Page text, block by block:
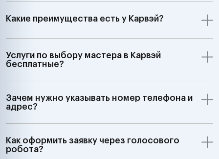
Какие преимущества есть у Карвэй?
Услуги по выбору мастера в Карвэй
бесплатные?
Зачем нужно указывать номер телефона и
адрес?
Как оформить заявку через голосового
робота?